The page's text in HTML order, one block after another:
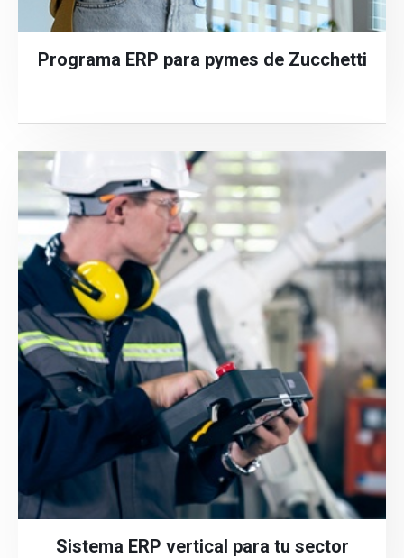
Programa ERP para pymes de Zucchetti
Sistema ERP vertical para tu sector